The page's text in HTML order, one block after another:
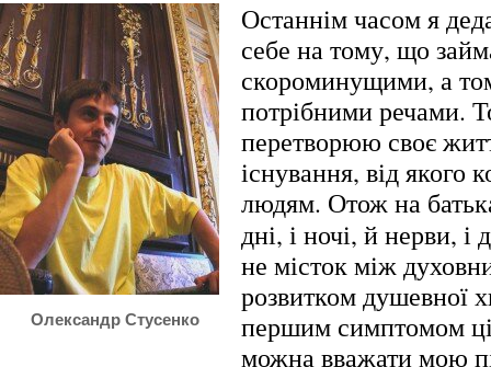
Олександр Стусенко
Останнім часом я
себе на тому, що
скороминущими, а
потрібними речами.
перетворюю своє
існування, від якого
людям. Отож на
дні, і ночі, й нерви, і
не місток між
розвитком душевної
першим симптомом
можна вважати мою